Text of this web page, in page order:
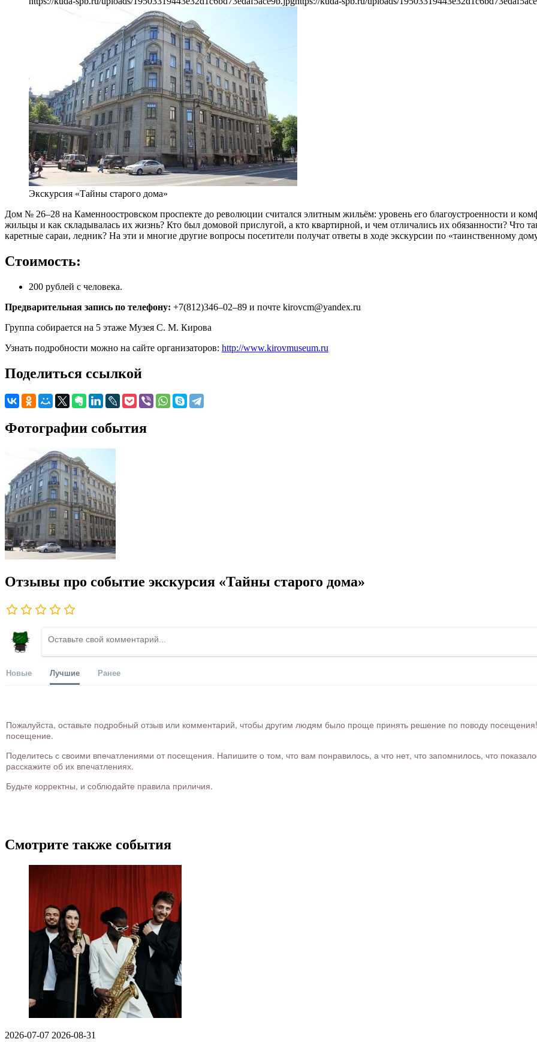
Экскурсия «Тайны старого дома»
Дом № 26–28 на Каменноостровском проспекте до революции считался элитным жильём: уровень его благоустроенности и
жильцы и как складывалась их жизнь? Кто был домовой прислугой, а кто квартирной, и чем отличались их обязанности? Что
каретные сараи, ледник? На эти и многие другие вопросы посетители получат ответы в ходе экскурсии по «таинственному
Стоимость:
200 рублей с человека.
Предварительная запись по телефону: +7(812)346–02–89 и почте kirovcm@yandex.ru
Группа собирается на 5 этаже Музея С. М. Кирова
Узнать подробности можно на сайте организаторов: http://www.kirovmuseum.ru
Поделиться ссылкой
Фотографии события
Отзывы про событие экскурсия «Тайны старого дома»
Новые Лучшие Ранее
Пожалуйста, оставьте подробный отзыв или комментарий, чтобы другим людям было проще принять решение по поводу посещения!
посещение.
Поделитесь с своими впечатлениями от посещения. Напишите о том, что вам понравилось, а что нет, что запомнилось, что
расскажите об их впечатлениях.
Будьте корректны, и соблюдайте правила приличия.
Смотрите также события
2026-07-07 2026-08-31